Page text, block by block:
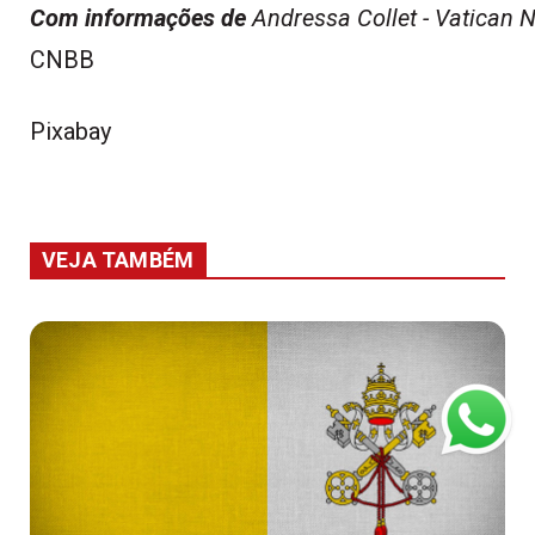
Com informações de Andressa Collet - Vatican
CNBB
Pixabay
VEJA TAMBÉM